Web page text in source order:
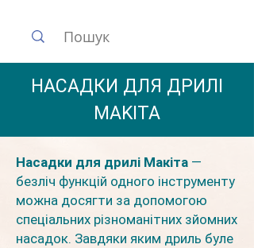
НАСАДКИ ДЛЯ ДРИЛІ
MAKITA
Насадки для дрилі Макіта —
безліч функцій одного інструменту
можна досягти за допомогою
спеціальних різноманітних зйомних
насадок. Завдяки яким дриль буле